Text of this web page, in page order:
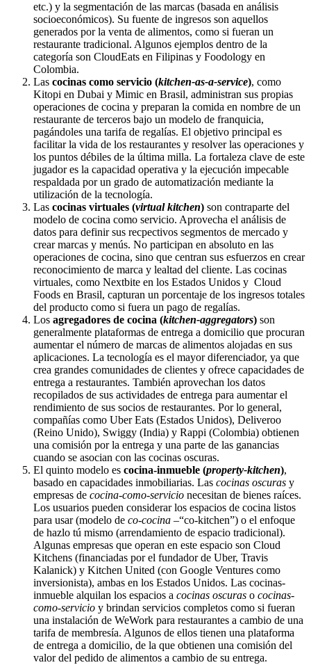
etc.) y la segmentación de las marcas (basada en análisis
socioeconómicos). Su fuente de ingresos son aquellos
generados por la venta de alimentos, como si fueran un
restaurante tradicional. Algunos ejemplos dentro de la
categoría son CloudEats en Filipinas y Foodology en
Colombia.
Las cocinas como servicio (kitchen-as-a-service), como
Kitopi en Dubai y Mimic en Brasil, administran sus propias
operaciones de cocina y preparan la comida en nombre de un
restaurante de terceros bajo un modelo de franquicia,
pagándoles una tarifa de regalías. El objetivo principal es
facilitar la vida de los restaurantes y resolver las operaciones y
los puntos débiles de la última milla. La fortaleza clave de este
jugador es la capacidad operativa y la ejecución impecable
respaldada por un grado de automatización mediante la
utilización de la tecnología.
Las cocinas virtuales (virtual kitchen) son contraparte del
modelo de cocina como servicio. Aprovecha el análisis de
datos para definir sus recpectivos segmentos de mercado y
crear marcas y menús. No participan en absoluto en las
operaciones de cocina, sino que centran sus esfuerzos en crear
reconocimiento de marca y lealtad del cliente. Las cocinas
virtuales, como Nextbite en los Estados Unidos y Cloud
Foods en Brasil, capturan un porcentaje de los ingresos totales
del producto como si fuera un pago de regalías.
Los agregadores de cocina (kitchen-aggregators) son
generalmente plataformas de entrega a domicilio que procuran
aumentar el número de marcas de alimentos alojadas en sus
aplicaciones. La tecnología es el mayor diferenciador, ya que
crea grandes comunidades de clientes y ofrece capacidades de
entrega a restaurantes. También aprovechan los datos
recopilados de sus actividades de entrega para aumentar el
rendimiento de sus socios de restaurantes. Por lo general,
compañías como Uber Eats (Estados Unidos), Deliveroo
(Reino Unido), Swiggy (India) y Rappi (Colombia) obtienen
una comisión por la entrega y una parte de las ganancias
cuando se asocian con las cocinas oscuras.
El quinto modelo es cocina-inmueble (property-kitchen),
basado en capacidades inmobiliarias. Las cocinas oscuras y
empresas de cocina-como-servicio necesitan de bienes raíces.
Los usuarios pueden considerar los espacios de cocina listos
para usar (modelo de co-cocina –“co-kitchen”) o el enfoque
de hazlo tú mismo (arrendamiento de espacio tradicional).
Algunas empresas que operan en este espacio son Cloud
Kitchens (financiadas por el fundador de Uber, Travis
Kalanick) y Kitchen United (con Google Ventures como
inversionista), ambas en los Estados Unidos. Las cocinas-
inmueble alquilan los espacios a cocinas oscuras o cocinas-
como-servicio y brindan servicios completos como si fueran
una instalación de WeWork para restaurantes a cambio de una
tarifa de membresía. Algunos de ellos tienen una plataforma
de entrega a domicilio, de la que obtienen una comisión del
valor del pedido de alimentos a cambio de su entrega.